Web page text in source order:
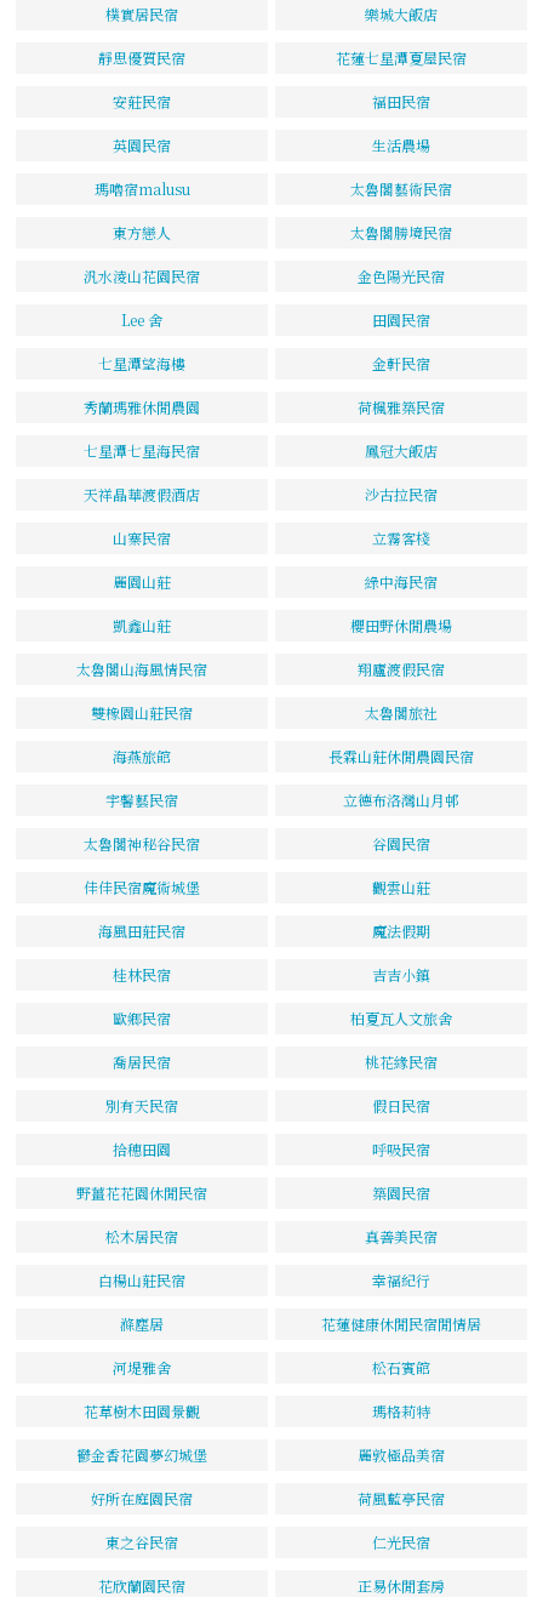
樸實居民宿 樂城大飯店
靜思優質民宿 花蓮七星潭夏屋民宿
安莊民宿 福田民宿
英園民宿 生活農場
瑪嚕宿malusu 太魯閣藝術民宿
東方戀人 太魯閣勝境民宿
汎水淩山花園民宿 金色陽光民宿
Lee 舍 田園民宿
七星潭望海樓 金軒民宿
秀蘭瑪雅休閒農園 荷楓雅築民宿
七星潭七星海民宿 鳳冠大飯店
天祥晶華渡假酒店 沙古拉民宿
山寨民宿 立霧客棧
麗園山莊 綠中海民宿
凱鑫山莊 櫻田野休閒農場
太魯閣山海風情民宿 翔廬渡假民宿
雙橡園山莊民宿 太魯閣旅社
海燕旅館 長霖山莊休閒農園民宿
宇馨藝民宿 立德布洛灣山月邨
太魯閣神秘谷民宿 谷園民宿
佳佳民宿魔術城堡 觀雲山莊
海風田莊民宿 魔法假期
桂林民宿 吉吉小鎮
歐鄉民宿 柏夏瓦人文旅舍
喬居民宿 桃花緣民宿
別有天民宿 假日民宿
拾穗田園 呼吸民宿
野薑花花園休閒民宿 築園民宿
松木居民宿 真善美民宿
白楊山莊民宿 幸福紀行
滌塵居 花蓮健康休閒民宿閒情居
河堤雅舍 松石賓館
花草樹木田園景觀 瑪格莉特
鬱金香花園夢幻城堡 麗敦極品美宿
好所在庭園民宿 荷風藍亭民宿
東之谷民宿 仁光民宿
花欣蘭園民宿 正易休閒套房